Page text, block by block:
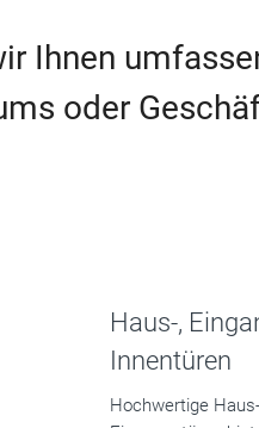
Ihnen
oder
Haus-,
Innentüren
Hochwertige